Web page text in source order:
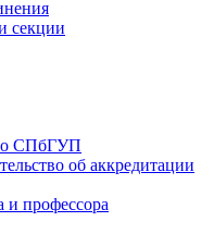
секции
о СПбГУП
об аккредитации
и профессора